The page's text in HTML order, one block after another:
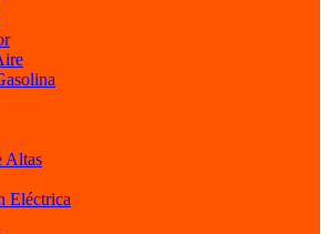
Altas
Eléctrica